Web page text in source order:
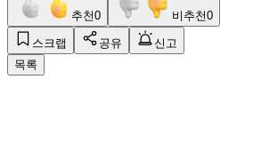
추천0 비추천0
스크랩 공유
신고
목록